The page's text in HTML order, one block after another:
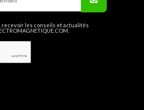
recevoir les conseils et actualités